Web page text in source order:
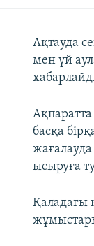
Ақтауда
мен үй
басқа
ысыруға
Қаладағы